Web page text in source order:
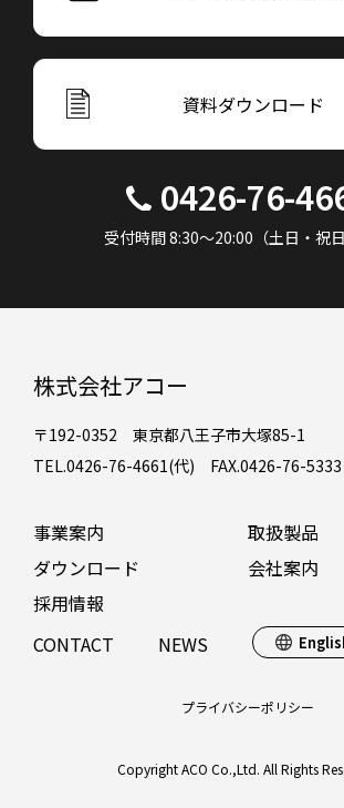
資料ダウンロード
0426-76-
受付時間 8:30～20:00（土日・祝日
株式会社アコー
〒192-0352 東京都八王子市大塚85-1
TEL.0426-76-4661(代) FAX.0426-76-5333
事業案内
取扱製品
ダウンロード
会社案内
採用情報
CONTACT
NEWS
プライバシーポリシー
Copyright ACO Co.,Ltd. All Rights